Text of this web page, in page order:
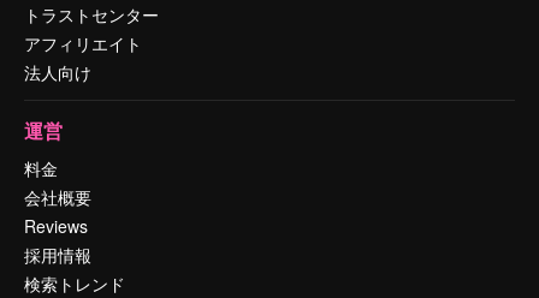
トラストセンター
アフィリエイト
法人向け
運営
料金
会社概要
Reviews
採用情報
検索トレンド